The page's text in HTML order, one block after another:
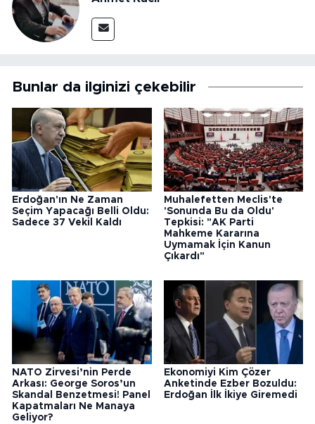
Bunlar da ilginizi çekebilir
Erdoğan'ın Ne Zaman
Seçim Yapacağı Belli Oldu:
Sadece 37 Vekil Kaldı
Muhalefetten Meclis'te
'Sonunda Bu da Oldu'
Tepkisi: "AK Parti
Mahkeme Kararına
Uymamak İçin Kanun
Çıkardı"
NATO Zirvesi’nin Perde
Arkası: George Soros’un
Skandal Benzetmesi! Panel
Kapatmaları Ne Manaya
Geliyor?
Ekonomiyi Kim Çözer
Anketinde Ezber Bozuldu:
Erdoğan İlk İkiye Giremedi